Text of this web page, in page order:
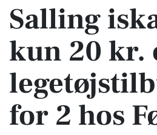
Salling
kun 20 kr.
for 2 hos